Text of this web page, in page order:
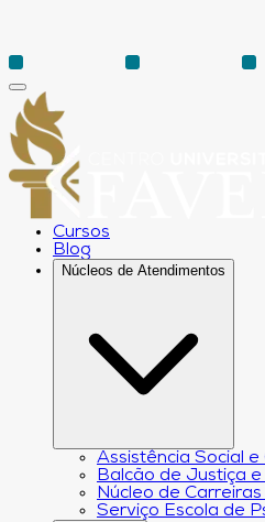
Cursos
Blog
Núcleos de Atendimentos
Assistência Social e
Balcão de Justiça e
Núcleo de
Serviço Escola de